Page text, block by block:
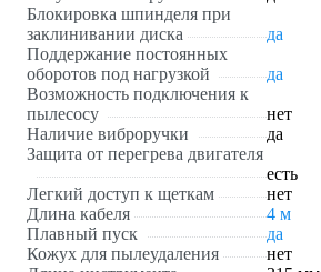
Блокировка шпинделя при
заклинивании диска
да
Поддержание постоянных
оборотов под нагрузкой
да
Возможность подключения к
пылесосу
нет
Наличие виброручки
да
Защита от перегрева двигателя
есть
Легкий доступ к щеткам
нет
Длина кабеля
4 м
Плавный пуск
да
Кожух для пылеудаления
нет